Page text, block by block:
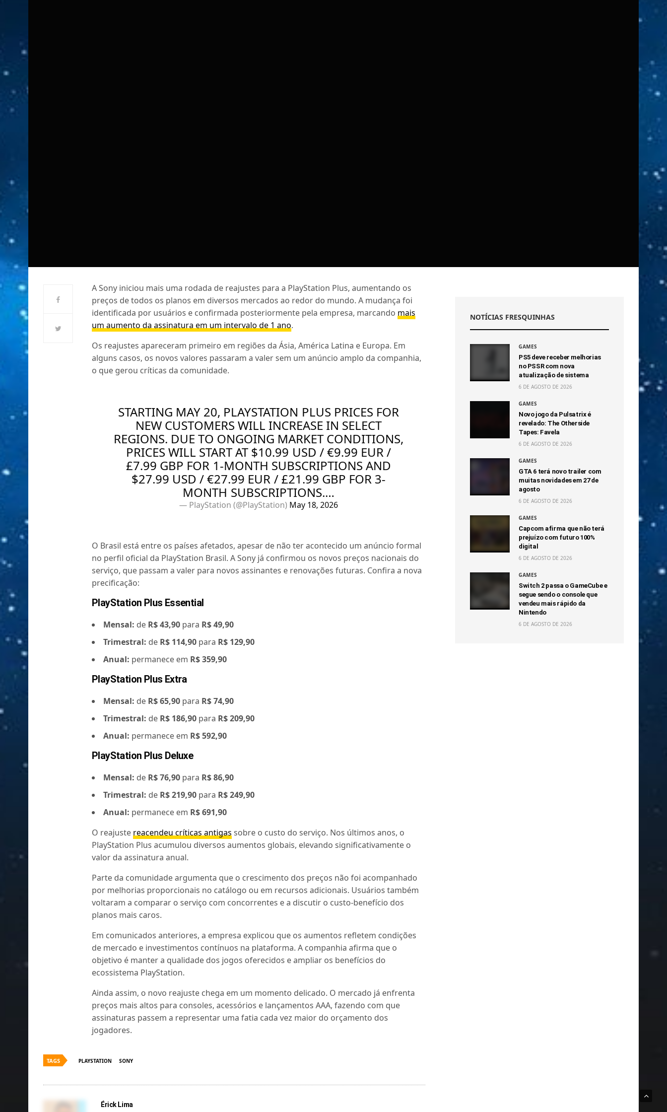
A Sony iniciou mais uma rodada de reajustes para a PlayStation Plus, aumentando os
preços de todos os planos em diversos mercados ao redor do mundo. A mudança foi
identificada por usuários e confirmada posteriormente pela empresa, marcando mais
um aumento da assinatura em um intervalo de 1 ano.
Os reajustes apareceram primeiro em regiões da Ásia, América Latina e Europa. Em
alguns casos, os novos valores passaram a valer sem um anúncio amplo da companhia,
o que gerou críticas da comunidade.
STARTING MAY 20, PLAYSTATION PLUS PRICES FOR
NEW CUSTOMERS WILL INCREASE IN SELECT
REGIONS. DUE TO ONGOING MARKET CONDITIONS,
PRICES WILL START AT $10.99 USD / €9.99 EUR /
£7.99 GBP FOR 1-MONTH SUBSCRIPTIONS AND
$27.99 USD / €27.99 EUR / £21.99 GBP FOR 3-
MONTH SUBSCRIPTIONS.…
— PlayStation (@PlayStation) May 18, 2026
O Brasil está entre os países afetados, apesar de não ter acontecido um anúncio formal
no perfil oficial da PlayStation Brasil. A Sony já confirmou os novos preços nacionais do
serviço, que passam a valer para novos assinantes e renovações futuras. Confira a nova
precificação:
PlayStation Plus Essential
Mensal: de R$ 43,90 para R$ 49,90
Trimestral: de R$ 114,90 para R$ 129,90
Anual: permanece em R$ 359,90
PlayStation Plus Extra
Mensal: de R$ 65,90 para R$ 74,90
Trimestral: de R$ 186,90 para R$ 209,90
Anual: permanece em R$ 592,90
PlayStation Plus Deluxe
Mensal: de R$ 76,90 para R$ 86,90
Trimestral: de R$ 219,90 para R$ 249,90
Anual: permanece em R$ 691,90
O reajuste reacendeu críticas antigas sobre o custo do serviço. Nos últimos anos, o
PlayStation Plus acumulou diversos aumentos globais, elevando significativamente o
valor da assinatura anual.
Parte da comunidade argumenta que o crescimento dos preços não foi acompanhado
por melhorias proporcionais no catálogo ou em recursos adicionais. Usuários também
voltaram a comparar o serviço com concorrentes e a discutir o custo-benefício dos
planos mais caros.
Em comunicados anteriores, a empresa explicou que os aumentos refletem condições
de mercado e investimentos contínuos na plataforma. A companhia afirma que o
objetivo é manter a qualidade dos jogos oferecidos e ampliar os benefícios do
ecossistema PlayStation.
Ainda assim, o novo reajuste chega em um momento delicado. O mercado já enfrenta
preços mais altos para consoles, acessórios e lançamentos AAA, fazendo com que
assinaturas passem a representar uma fatia cada vez maior do orçamento dos
jogadores.
TAGS PLAYSTATION SONY
Érick Lima
NOTÍCIAS FRESQUINHAS
GAMES
PS5 deve receber melhorias
no PSSR com nova
atualização de sistema
6 DE AGOSTO DE 2026
GAMES
Novo jogo da Pulsatrix é
revelado: The Otherside
Tapes: Favela
6 DE AGOSTO DE 2026
GAMES
GTA 6 terá novo trailer com
muitas novidades em 27 de
agosto
6 DE AGOSTO DE 2026
GAMES
Capcom afirma que não terá
prejuízo com futuro 100%
digital
6 DE AGOSTO DE 2026
GAMES
Switch 2 passa o GameCube e
segue sendo o console que
vendeu mais rápido da
Nintendo
6 DE AGOSTO DE 2026